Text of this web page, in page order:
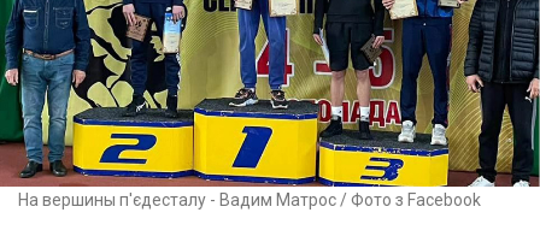
На вершины п'єдесталу - Вадим Матрос / Фото з Facebook